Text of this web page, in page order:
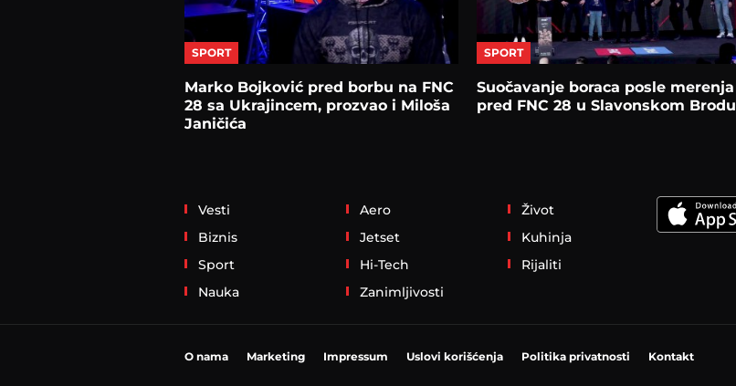
SPORT
Marko Bojković pred borbu na FNC
28 sa Ukrajincem, prozvao i Miloša
Janičića
SPORT
Suočavanje boraca posle merenja
pred FNC 28 u Slavonskom Brodu
Vesti
Biznis
Sport
Nauka
Aero
Jetset
Hi-Tech
Zanimljivosti
Život
Kuhinja
Rijaliti
O nama Marketing Impressum Uslovi korišćenja Politika privatnosti Kontakt